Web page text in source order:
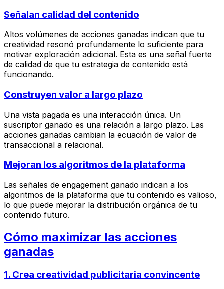
Señalan calidad del contenido
Altos volúmenes de acciones ganadas indican que tu
creatividad resonó profundamente lo suficiente para
motivar exploración adicional. Esta es una señal fuerte
de calidad de que tu estrategia de contenido está
funcionando.
Construyen valor a largo plazo
Una vista pagada es una interacción única. Un
suscriptor ganado es una relación a largo plazo. Las
acciones ganadas cambian la ecuación de valor de
transaccional a relacional.
Mejoran los algoritmos de la plataforma
Las señales de engagement ganado indican a los
algoritmos de la plataforma que tu contenido es valioso,
lo que puede mejorar la distribución orgánica de tu
contenido futuro.
Cómo maximizar las acciones
ganadas
1. Crea creatividad publicitaria convincente